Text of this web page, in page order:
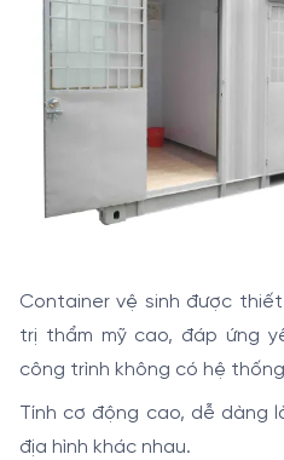
Container vệ sinh được
trị thẩm mỹ cao, đáp ứng
công trình không có hệ
Tính cơ động cao, dễ dàng
địa hình khác nhau.